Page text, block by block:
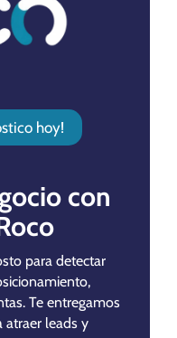
hoy!
con
para detectar
Te entregamos
atraer leads y